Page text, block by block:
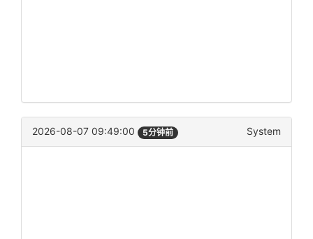
2026-08-07 09:49:00 5分钟前 System